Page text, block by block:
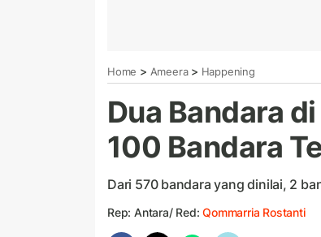
Home > Ameera> Happening
Dua Bandara
100 Bandara
Dari 570 bandara yang dinilai, 2
Rep: Antara/ Red:Qommarria Rostanti